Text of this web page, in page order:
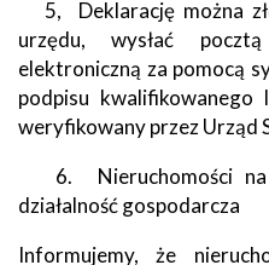
5, Deklarację można
urzędu, wysłać
elektroniczną za pomocą
podpisu kwalifikowanego
weryfikowany przez Urząd
6. Nieruchomości na
działalność gospodarcza
Informujemy, że